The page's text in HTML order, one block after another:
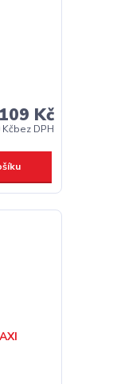
109 Kč
Kčbez DPH